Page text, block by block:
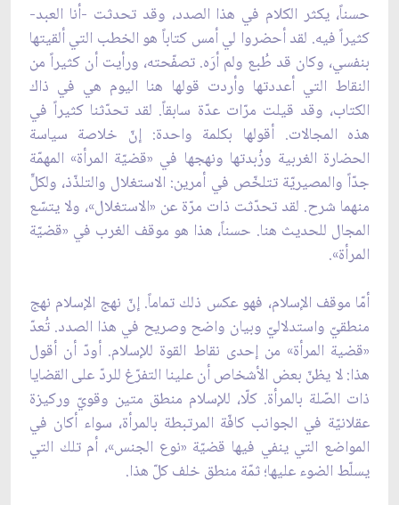
حسناً، يكثر الكلام في هذا الصدد، وقد تحدثت -أنا العبد-
كثيراً فيه. لقد أحضروا لي أمس كتاباً هو الخطب التي ألقيتها
بنفسي، وكان قد طُبع ولم أرَه. تصفّحته، ورأيت أن كثيراً من
النقاط التي أعددتها وأردت قولها هنا اليوم هي في ذاك
الكتاب، وقد قيلت مرّات عدّة سابقاً. لقد تحدّثنا كثيراً في
هذه المجالات. أقولها بكلمة واحدة: إنّ خلاصة سياسة
الحضارة الغربية وزُبدتها ونهجها في «قضيّة المرأة» المهمّة
جدّاً والمصيريّة تتلخّص في أمرين: الاستغلال والتلذّذ، ولكلٍّ
منهما شرح. لقد تحدّثت ذات مرّة عن «الاستغلال»، ولا يتسّع
المجال للحديث هنا. حسناً، هذا هو موقف الغرب في «قضيّة
المرأة».
أمّا موقف الإسلام، فهو عكس ذلك تماماً. إنّ نهج الإسلام نهج
منطقيّ واستدلاليّ وبيان واضح وصريح في هذا الصدد. تُعدّ
«قضية المرأة» من إحدى نقاط القوة للإسلام. أودّ أن أقول
هذا: لا يظنّ بعض الأشخاص أن علينا التفرّغ للردّ على القضايا
ذات الصّلة بالمرأة. كلّا، للإسلام منطق متين وقويّ وركيزة
عقلانيّة في الجوانب كافّة المرتبطة بالمرأة، سواء أكان في
المواضع التي ينفي فيها قضيّة «نوع الجنس»، أم تلك التي
يسلّط الضوء عليها؛ ثمّة منطق خلف كلّ هذا.